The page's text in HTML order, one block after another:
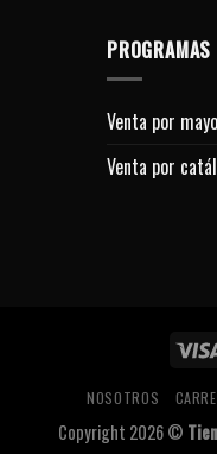
PROGRAMAS
Venta por
Venta por
NOSOTROS
Copyright 2026 ©